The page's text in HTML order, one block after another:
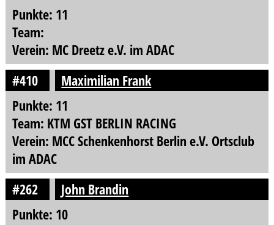
Punkte: 11
Team:
Verein: MC Dreetz e.V. im ADAC
#410
Maximilian Frank
Punkte: 11
Team: KTM GST BERLIN RACING
Verein: MCC Schenkenhorst Berlin e.V. Ortsclub
im ADAC
#262
John Brandin
Punkte: 10